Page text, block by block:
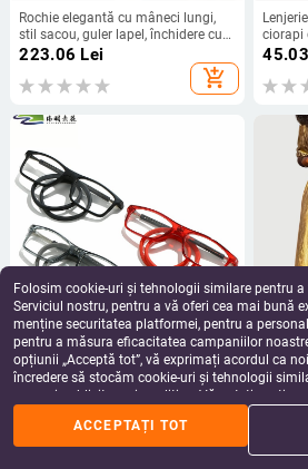
Rochie elegantă cu mâneci lungi,
stil sacou, guler lapel, închidere cu
nasturi pe un singur rând, croială
neregulată
223.06 Lei
add_shopping_cart
ciorapi
45.03
Ochelari de citit portabili cu magnet,
confortabili și agățați la gât, cu
bandă moale nouă transfrontalieră,
pentru bărbați și femei, pentru
43.85Lei
add_shopping_cart
în V,
aurie,
taliei,
2025
Folosim cookie-uri și tehnologii similare pentru
Serviciul nostru, pentru a vă oferi cea mai bună
menține securitatea platformei, pentru a
pentru a măsura eficacitatea campaniilor
opțiunii „Acceptă tot”, vă exprimați acordul ca
încredere să stocăm cookie-uri și tehnologii
scopuri publicitare și analitice. Vă puteți
făcând clic pe „Gestionează preferințele”.
rugăm să consultațiPolitica noastră de
ACCEPTAȚI TOT